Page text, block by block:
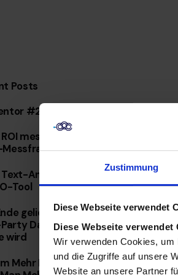
Zustimmung
Diese Webseite verwendet
Diese Webseite verwendet
Wir verwenden Cookies,
und die Zugriffe auf unsere
Website an unsere Partner
Posts
#237484
messbar machen: Das AD-
Messframework im Detail
Text-Analyse: Cosinus-Ähnlichkeit
Tool
geliehener Reichweite: Warum
Data mit KI Ihre wertvollste
wird
Mehr Daten Nicht Bedeuten,